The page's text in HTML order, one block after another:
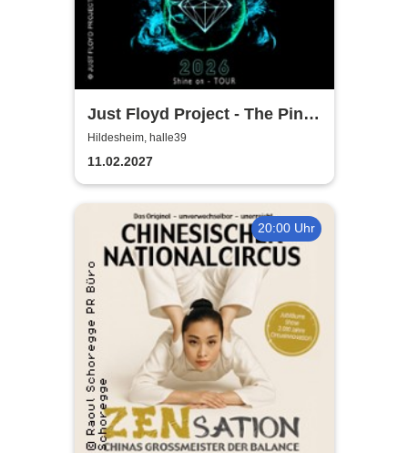
Just Floyd Project - The Pink
Floyd Tribute Show
Hildesheim, halle39
11.02.2027
20:00 Uhr